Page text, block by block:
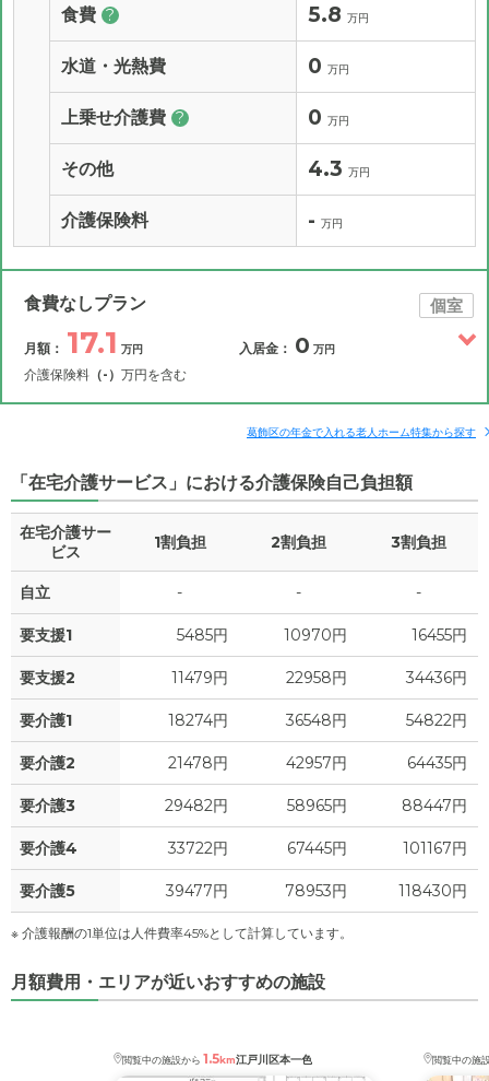
食費 ? 5.8 万円
水道・光熱費 0 万円
上乗せ介護費 ? 0 万円
その他 4.3 万円
介護保険料 - 万円
食費なしプラン 個室
月額： 17.1 万円
介護保険料 （-） 万円を含む
入居金： 0 万円
補足情報
月額費用 ? 17.1 万円
家賃 11.3
食費 ? 0 万円
水道・光熱費 0
上乗せ介護費 ? 0 万円
その他 4.3
介護保険料 -
葛飾区の年金で入れる老人ホーム特集から探す
「在宅介護サービス」における介護保険自己負担額
在宅介護サー
ビス
1割負担 2割負担 3割負担
自立 - - -
要支援1 5485円 10970円 16455円
要支援2 11479円 22958円 34436円
要介護1 18274円 36548円 54822円
要介護2 21478円 42957円 64435円
要介護3 29482円 58965円 88447円
要介護4 33722円 67445円 101167円
要介護5 39477円 78953円 118430円
※ 介護報酬の1単位は人件費率45%として計算しています。
月額費用・エリアが近いおすすめの施設
閲覧中の施設から 1.5km江戸川区本一色 閲覧中の施